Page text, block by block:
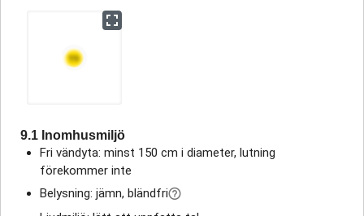
9.1 Inomhusmiljö
Fri vändyta: minst 150 cm i diameter, lutning
förekommer inte
Belysning: jämn, bländfri